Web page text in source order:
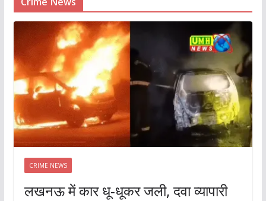
CRIME NEWS
लखनऊ में कार धू-धूकर जली, दवा व्यापारी